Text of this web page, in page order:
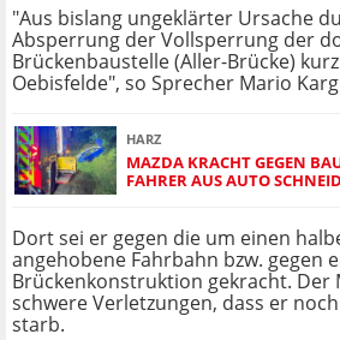
"Aus bislang ungeklärter Ursache
Absperrung der Vollsperrung der
Brückenbaustelle (Aller-Brücke)
Oebisfelde", so Sprecher Mario
HARZ
MAZDA KRACHT GEGEN
FAHRER AUS AUTO
Dort sei er gegen die um einen
angehobene Fahrbahn bzw. gegen
Brückenkonstruktion gekracht. Der
schwere Verletzungen, dass er
starb.